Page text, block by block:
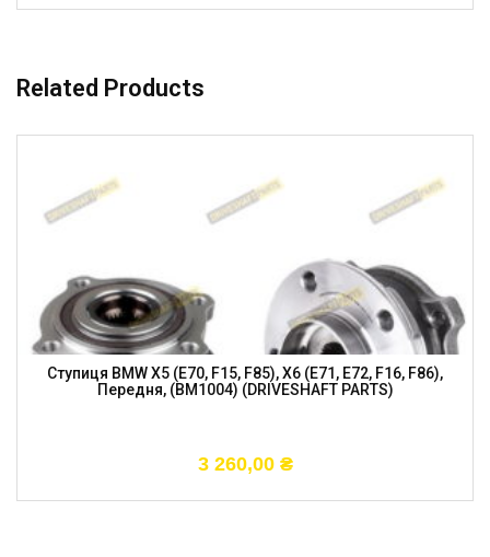
Related Products
Ступиця BMW X5 (E70, F15, F85), X6 (E71, E72, F16, F86),
Передня, (BM1004) (DRIVESHAFT PARTS)
3 260,00 ₴